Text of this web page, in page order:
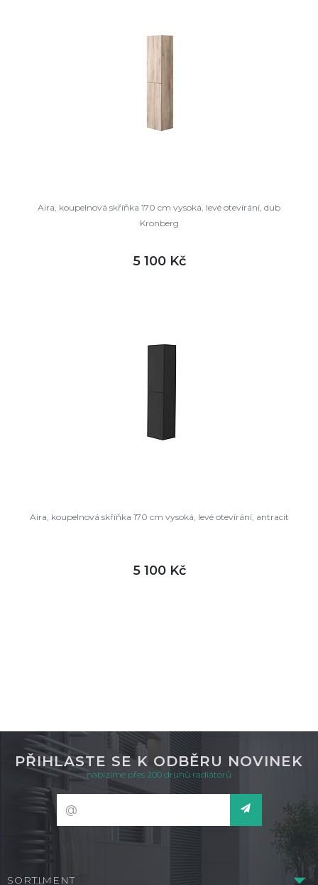
Aira, koupelnová skříňka 170 cm vysoká, levé otevírání, dub
Kronberg
5 100 Kč
Aira, koupelnová skříňka 170 cm vysoká, levé otevírání, antracit
5 100 Kč
PŘIHLASTE SE K ODBĚRU NOVINEK
nabízíme přes 200 druhů radiátorů
SORTIMENT